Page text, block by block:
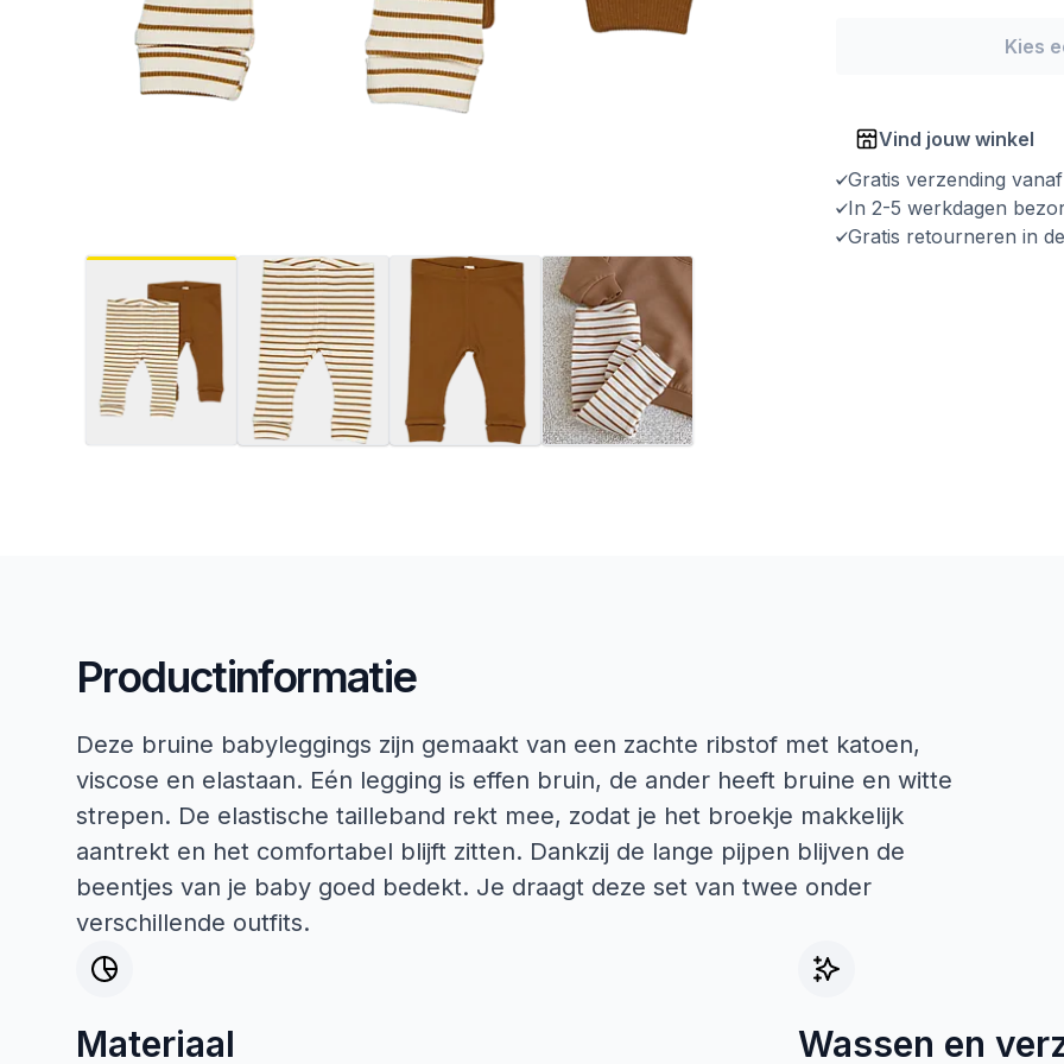
Kies
Vind jouw winkel
Gratis verzending
In 2-5 werkdagen
Gratis retourneren in
Productinformatie
Deze bruine babyleggings zijn gemaakt van een zachte ribstof met katoen,
viscose en elastaan. Eén legging is effen bruin, de ander heeft bruine en witte
strepen. De elastische tailleband rekt mee, zodat je het broekje makkelijk
aantrekt en het comfortabel blijft zitten. Dankzij de lange pijpen blijven de
beentjes van je baby goed bedekt. Je draagt deze set van twee onder
verschillende outfits.
Materiaal Wassen en